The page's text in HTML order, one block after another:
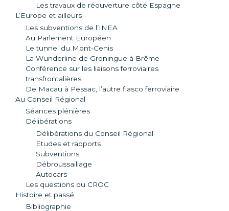
Les travaux de réouverture côté Espagne
L’Europe et ailleurs
Les subventions de l’INEA
Au Parlement Européen
Le tunnel du Mont-Cenis
La Wunderline de Groningue à Brême
Conférence sur les liaisons ferroviaires
transfrontalières
De Macau à Pessac, l’autre fiasco ferroviaire
Au Conseil Régional
Séances plénières
Délibérations
Délibérations du Conseil Régional
Etudes et rapports
Subventions
Débroussaillage
Autocars
Les questions du CROC
Histoire et passé
Bibliographie